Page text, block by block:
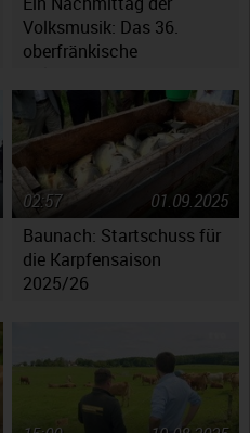
Volksmusik: Das 36.
oberfränkische
Ebensfeld
Baunach: Startschuss für
die Karpfensaison
2025/26
01.09.2025
02:57